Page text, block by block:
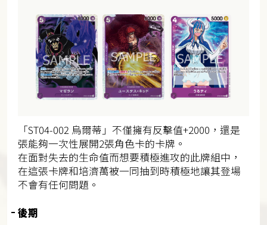
「ST04-002 烏爾蒂」不僅擁有反擊值+2000，還是
張能夠一次性展開2張角色卡的卡牌。
在面對失去的生命值而想要積極進攻的此牌組中，
在這張卡牌和培濟萬被一同抽到時積極地讓其登場
不會有任何問題。
後期